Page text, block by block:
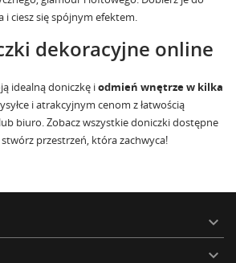
i ciesz się spójnym efektem.
dekoracyjne online
idealną doniczkę iodmień wnętrze w kilka
i atrakcyjnym cenom z łatwością
biuro.Zobacz wszystkie doniczkidostępne
przestrzeń, która zachwyca!

